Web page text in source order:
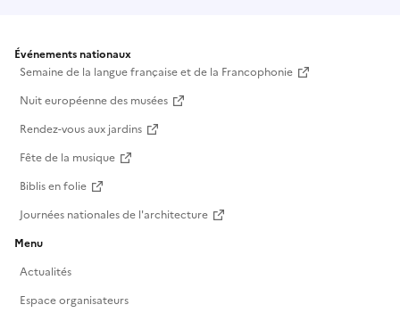
Événements nationaux
Semaine de la langue française et de la Francophonie
Nuit européenne des musées
Rendez-vous aux jardins
Fête de la musique
Biblis en folie
Journées nationales de l'architecture
Menu
Actualités
Espace organisateurs